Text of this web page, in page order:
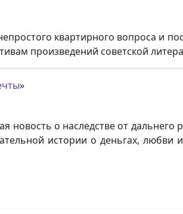
квартирного вопроса и
произведений советской
»
о наследстве от дальнего
истории о деньгах, любви